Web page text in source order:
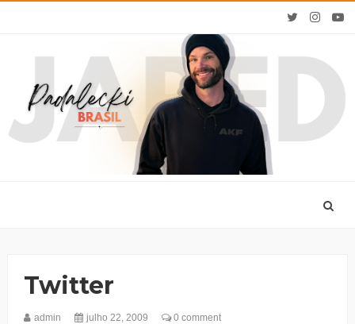
Twitter
admin julho 22, 2009 0 comment